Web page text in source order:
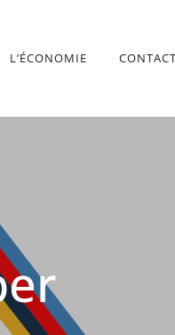
L’ÉCONOMIE CONTACT